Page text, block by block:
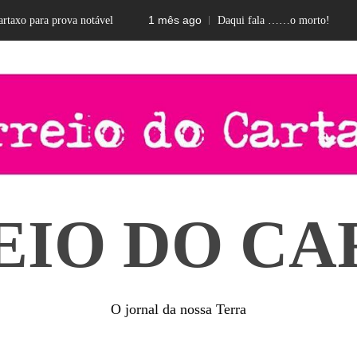
para prova notável 1 mês ago Daqui fala ……o morto! 2
DO
O jornal da nossa Terra